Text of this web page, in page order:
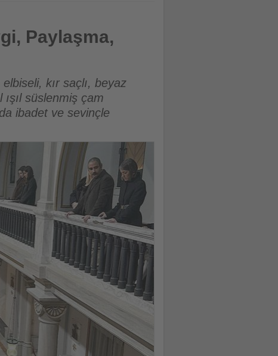
Paylaşma,
kır saçlı, beyaz
süslenmiş çam
ibadet ve sevinçle